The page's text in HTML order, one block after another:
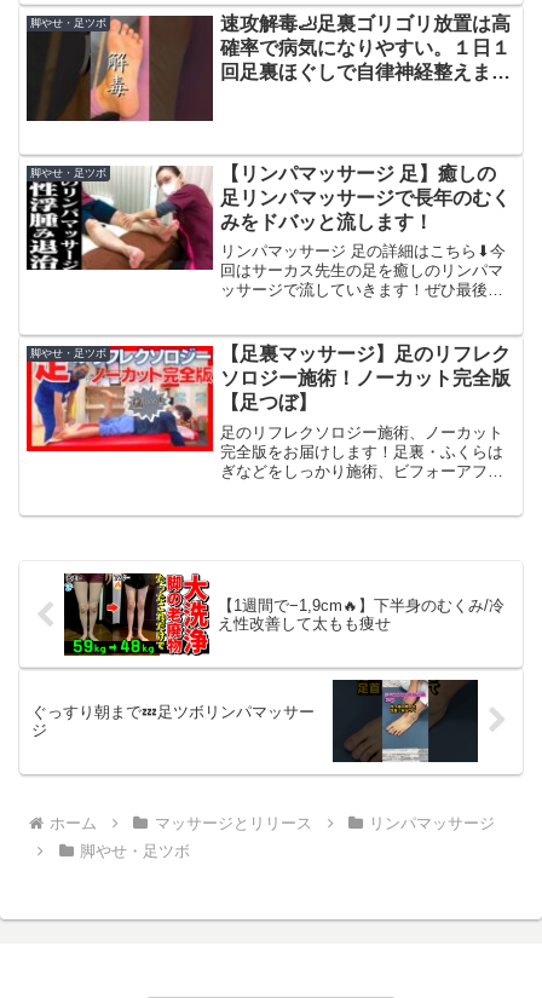
大変申し訳ございませんが、予約状況が
落ち着き次第予約受付を...
脚やせ・足ツボ
速攻解毒🦶足裏ゴリゴリ放置は高
確率で病気になりやすい。１日１
回足裏ほぐしで自律神経整えまし
脚やせ・足ツボ
【リンパマッサージ 足】癒しの
足リンパマッサージで長年のむく
みをドバッと流します！
リンパマッサージ 足の詳細はこちら⬇今
回はサーカス先生の足を癒しのリンパマ
ッサージで流していきます！ぜひ最後ま
吸い玉の購入こちら⬇●Cannaの提携院
紹...
脚やせ・足ツボ
【足裏マッサージ】足のリフレク
ソロジー施術！ノーカット完全版
【足つぼ】
足のリフレクソロジー施術、ノーカット
完全版をお届けします！足裏・ふくらは
ぎなどをしっかり施術、ビフォーアフタ
【1週間で−1,9cm🔥】下半身のむくみ/冷
え性改善して太もも痩せ
ぐっすり朝まで💤足ツボリンパマッサー
ジ
ホーム マッサージとリリース
リンパマッサージ
脚やせ・足ツボ